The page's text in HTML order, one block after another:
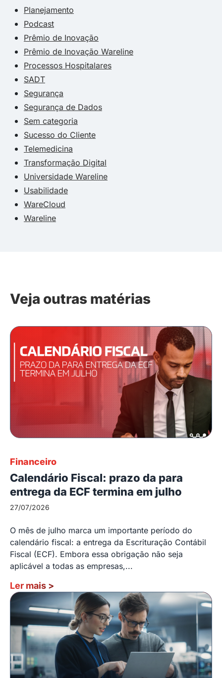
Planejamento
Podcast
Prêmio de Inovação
Prêmio de Inovação Wareline
Processos Hospitalares
SADT
Segurança
Segurança de Dados
Sem categoria
Sucesso do Cliente
Telemedicina
Transformação Digital
Universidade Wareline
Usabilidade
WareCloud
Wareline
Veja outras matérias
Financeiro
Calendário Fiscal: prazo da para
entrega da ECF termina em julho
27/07/2026
O mês de julho marca um importante período do
calendário fiscal: a entrega da Escrituração Contábil
Fiscal (ECF). Embora essa obrigação não seja
aplicável a todas as empresas,...
Ler mais >